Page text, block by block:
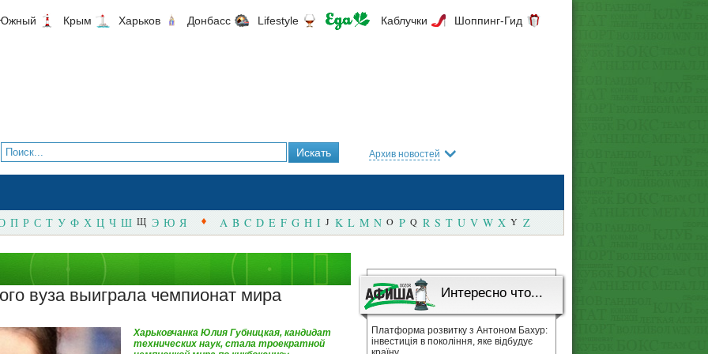
Крым Харьков Донбасс Lifestyle Каблучки Шоппинг-Гид
Архив новостей
П Р С Т У Ф Х Ц Ч Ш Щ Э Ю Я A B C D E F G H I J K L M N O P Q R S T U V W X Y Z
вуза выиграла чемпионат мира
Харьковчанка Юлия Губницкая, кандидат
технических наук, стала троекратной
Интересно что...
Платформа розвитку з Антоном Бахур:
інвестиція в покоління, яке відбудує